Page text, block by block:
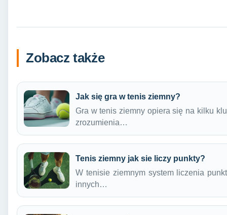
Zobacz także
Jak się gra w tenis ziemny?
Gra w tenis ziemny opiera się na kilku
zrozumienia…
Tenis ziemny jak sie liczy punkty?
W tenisie ziemnym system liczenia
innych…